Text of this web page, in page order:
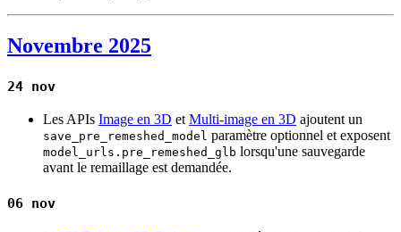
Novembre 2025
24 nov
Les APIs Image en 3D et Multi-image en 3D ajoutent un
save_pre_remeshed_model paramètre optionnel et exposent
model_urls.pre_remeshed_glb lorsqu'une sauvegarde
avant le remaillage est demandée.
06 nov